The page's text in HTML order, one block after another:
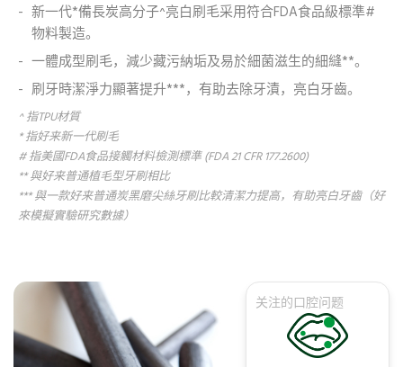
新一代*備長炭高分子^亮白刷毛采用符合FDA食品級標準#
物料製造。
一體成型刷毛，減少藏污納垢及易於細菌滋生的細縫**。
刷牙時潔淨力顯著提升***，有助去除牙漬，亮白牙齒。
^ 指TPU材質
* 指好来新一代刷毛
# 指美國FDA食品接觸材料檢測標準 (FDA 21 CFR 177.2600)
** 與好来普通植毛型牙刷相比
*** 與一款好来普通炭黑磨尖絲牙刷比較清潔力提高，有助亮白牙齒（好
來模擬實驗研究數據）
关注的口腔问题